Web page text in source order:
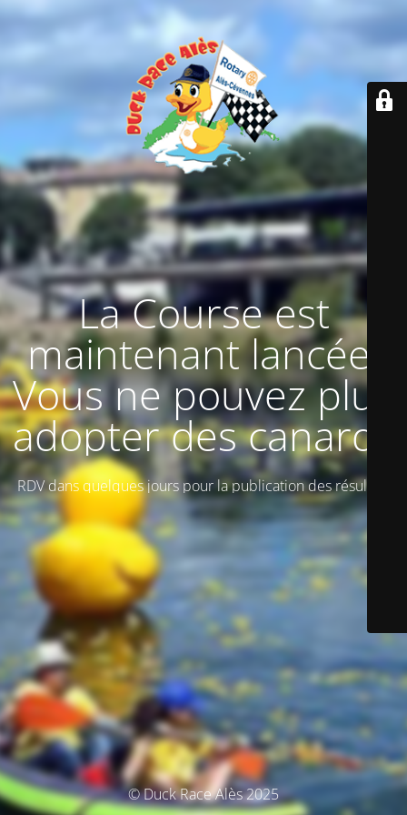
La Course est
maintenant lancée.
Vous ne pouvez plus
adopter des canards
RDV dans quelques jours pour la publication des résultats
© Duck Race Alès 2025